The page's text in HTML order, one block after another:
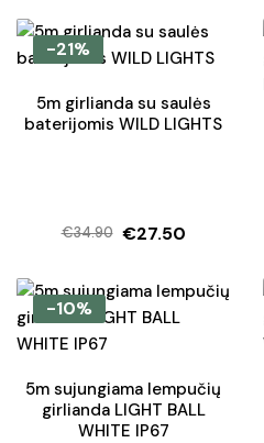
was:
€59.60.
is:
€44.70.
-21%
5m girlianda su saulės
baterijomis WILD LIGHTS
€34.90
Original
was:
€34.90.
€27.50
Current
is:
€27.50.
-10%
5m sujungiama lempučių
girlianda LIGHT BALL
WHITE IP67